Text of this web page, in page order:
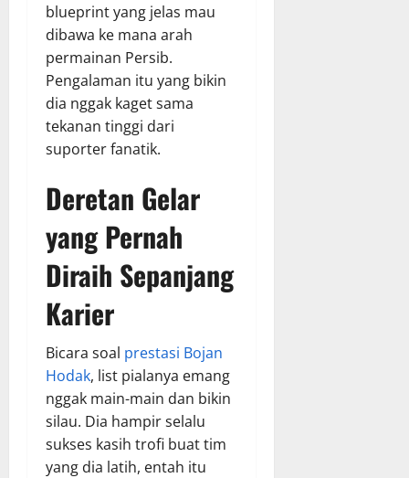
blueprint yang jelas mau
dibawa ke mana arah
permainan Persib.
Pengalaman itu yang bikin
dia nggak kaget sama
tekanan tinggi dari
suporter fanatik.
Deretan Gelar
yang Pernah
Diraih Sepanjang
Karier
Bicara soal prestasi Bojan
Hodak, list pialanya emang
nggak main-main dan bikin
silau. Dia hampir selalu
sukses kasih trofi buat tim
yang dia latih, entah itu